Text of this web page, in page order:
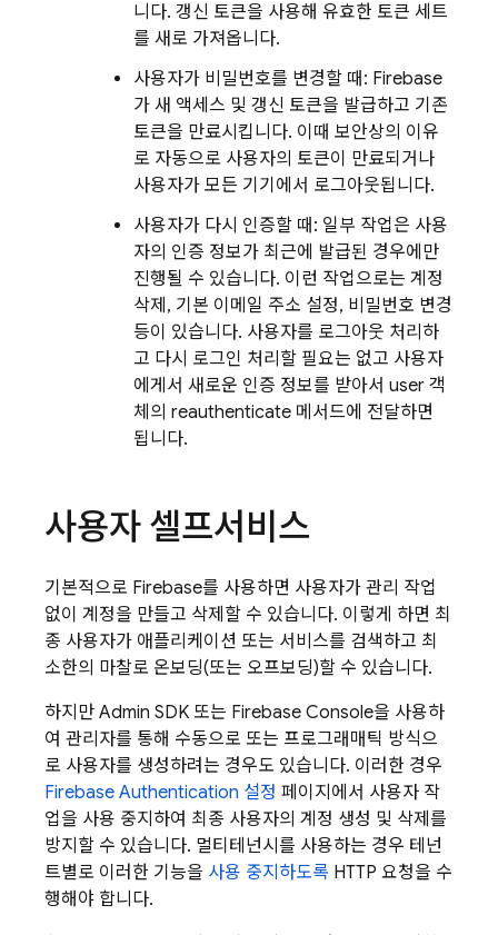
니다. 갱신 토큰을 사용해 유효한 토큰 세트
를 새로 가져옵니다.
사용자가 비밀번호를 변경할 때: Firebase
가 새 액세스 및 갱신 토큰을 발급하고 기존
토큰을 만료시킵니다. 이때 보안상의 이유
로 자동으로 사용자의 토큰이 만료되거나
사용자가 모든 기기에서 로그아웃됩니다.
사용자가 다시 인증할 때: 일부 작업은 사용
자의 인증 정보가 최근에 발급된 경우에만
진행될 수 있습니다. 이런 작업으로는 계정
삭제, 기본 이메일 주소 설정, 비밀번호 변경
등이 있습니다. 사용자를 로그아웃 처리하
고 다시 로그인 처리할 필요는 없고 사용자
에게서 새로운 인증 정보를 받아서 user 객
체의 reauthenticate 메서드에 전달하면
됩니다.
사용자 셀프서비스
기본적으로 Firebase를 사용하면 사용자가 관리 작업
없이 계정을 만들고 삭제할 수 있습니다. 이렇게 하면 최
종 사용자가 애플리케이션 또는 서비스를 검색하고 최
소한의 마찰로 온보딩(또는 오프보딩)할 수 있습니다.
하지만 Admin SDK 또는 Firebase Console을 사용하
여 관리자를 통해 수동으로 또는 프로그래매틱 방식으
로 사용자를 생성하려는 경우도 있습니다. 이러한 경우
Firebase Authentication 설정 페이지에서 사용자 작
업을 사용 중지하여 최종 사용자의 계정 생성 및 삭제를
방지할 수 있습니다. 멀티테넌시를 사용하는 경우 테넌
트별로 이러한 기능을 사용 중지하도록 HTTP 요청을 수
행해야 합니다.